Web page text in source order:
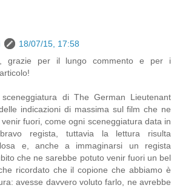
18/07/15, 17:58
grazie per il lungo commento e per i
di The German Lieutenant
indicazioni di massima sul film che ne
fuori, come ogni sceneggiatura data in
regista, tuttavia la lettura risulta
e, anche a immaginarsi un regista
che ne sarebbe potuto venir fuori un bel
ricordato che il copione che abbiamo è
avesse davvero voluto farlo, ne avrebbe